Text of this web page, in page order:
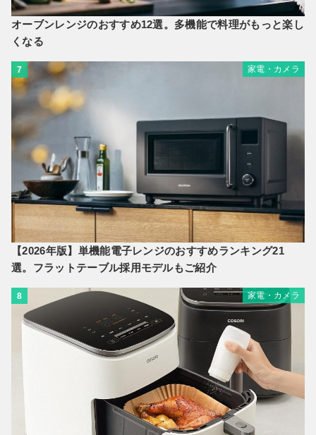
オーブンレンジのおすすめ12選。多機能で料理がもっと楽し
くなる
7 家電・カメラ
【2026年版】単機能電子レンジのおすすめランキング21
選。フラットテーブル採用モデルもご紹介
8 家電・カメラ